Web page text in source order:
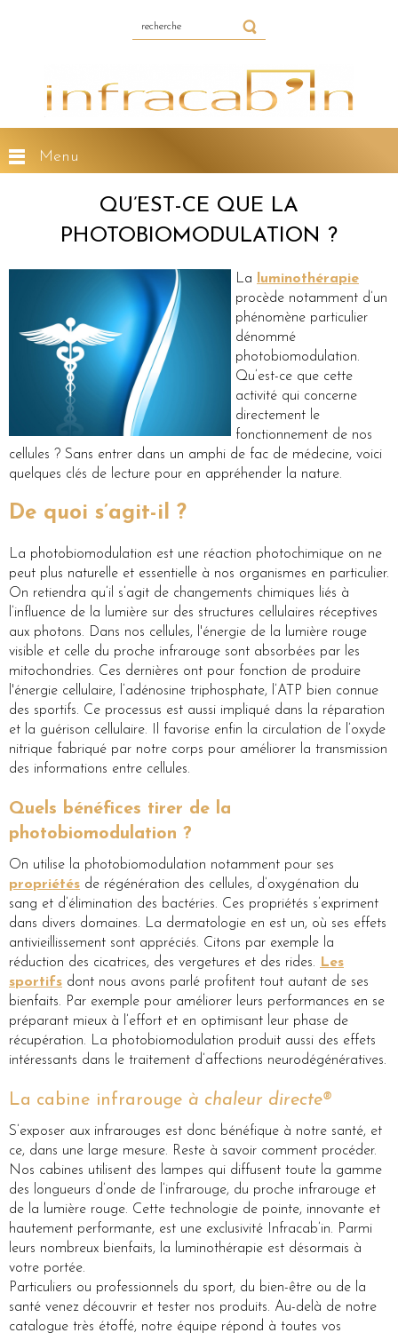
Menu
QU’EST-CE QUE LA
PHOTOBIOMODULATION ?
La
luminothérapie
procède notamment d’un
phénomène particulier
dénommé
photobiomodulation.
Qu’est-ce que cette
activité qui concerne
directement le
fonctionnement de nos
cellules ? Sans entrer dans un amphi de fac de médecine, voici
quelques clés de lecture pour en appréhender la nature.
De quoi s’agit-il ?
La photobiomodulation est une réaction photochimique on ne
peut plus naturelle et essentielle à nos organismes en particulier.
On retiendra qu’il s’agit de changements chimiques liés à
l’influence de la lumière sur des structures cellulaires réceptives
aux photons. Dans nos cellules, l'énergie de la lumière rouge
visible et celle du proche infrarouge sont absorbées par les
mitochondries. Ces dernières ont pour fonction de produire
l'énergie cellulaire, l’adénosine triphosphate, l’ATP bien connue
des sportifs. Ce processus est aussi impliqué dans la réparation
et la guérison cellulaire. Il favorise enfin la circulation de l’oxyde
nitrique fabriqué par notre corps pour améliorer la transmission
des informations entre cellules.
Quels bénéfices tirer de la
photobiomodulation ?
On utilise la photobiomodulation notamment pour ses
propriétés de régénération des cellules, d’oxygénation du
sang et d’élimination des bactéries. Ces propriétés s’expriment
dans divers domaines. La dermatologie en est un, où ses effets
antivieillissement sont appréciés. Citons par exemple la
réduction des cicatrices, des vergetures et des rides.
Les
sportifs dont nous avons parlé profitent tout autant de ses
bienfaits. Par exemple pour améliorer leurs performances en se
préparant mieux à l’effort et en optimisant leur phase de
récupération. La photobiomodulation produit aussi des effets
intéressants dans le traitement d’affections neurodégénératives.
La cabine infrarouge à chaleur directe®
S’exposer aux infrarouges est donc bénéfique à notre santé, et
ce, dans une large mesure. Reste à savoir comment procéder.
Nos cabines utilisent des lampes qui diffusent toute la gamme
des longueurs d’onde de l’infrarouge, du proche infrarouge et
de la lumière rouge. Cette technologie de pointe, innovante et
hautement performante, est une exclusivité Infracab’in. Parmi
leurs nombreux bienfaits, la luminothérapie est désormais à
votre portée.
Particuliers ou professionnels du sport, du bien-être ou de la
santé venez découvrir et tester nos produits. Au-delà de notre
catalogue très étoffé, notre équipe répond à toutes vos